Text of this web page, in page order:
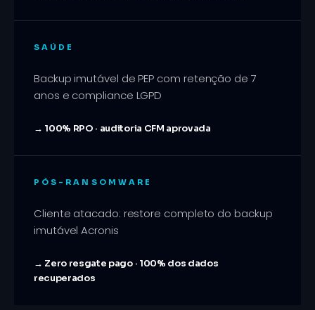
SAÚDE
Backup imutável de PEP com retenção de 7
anos e compliance LGPD
→ 100% RPO · auditoria CFM aprovada
PÓS-RANSOMWARE
Cliente atacado: restore completo do backup
imutável Acronis
→ Zero resgate pago · 100% dos dados
recuperados